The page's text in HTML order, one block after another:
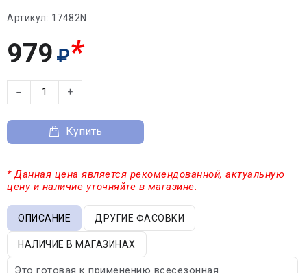
Артикул: 17482N
979 *
− +
Купить
* Данная цена является рекомендованной, актуальную
цену и наличие уточняйте в магазине.
ОПИСАНИЕ ДРУГИЕ ФАСОВКИ
НАЛИЧИЕ В МАГАЗИНАХ
Это готовая к применению всесезонная